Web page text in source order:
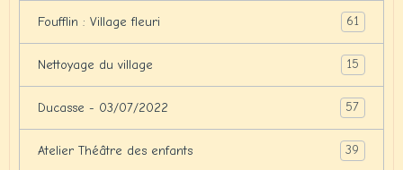
Foufflin : Village fleuri 61
Nettoyage du village 15
Ducasse - 03/07/2022 57
Atelier Théâtre des enfants 39